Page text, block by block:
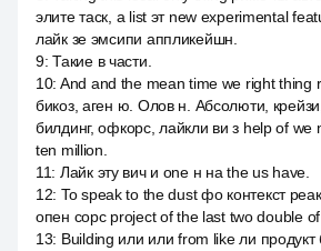
элите таск, а list эт new experimental
лайк зе эмсипи аппликейшн.
9:Такие в части.
10: And and the mean time we right thing
бикоз, аген ю. Олов н. Абсолюти,
билдинг, офкорс, лайкли ви з help of we
ten million.
11: Лайк эту вич и one н на the us have.
12: To speak to the dust фо контекст
опен сорс project of the last two double
13: Building или или from like ли продукт